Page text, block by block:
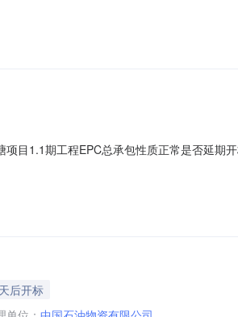
目批准部门：韶关市浈江区发展和改革局1.4
目1.1期工程EPC总承包性质正常是否延期
后开标